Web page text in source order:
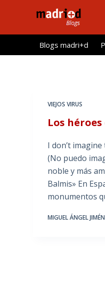
l
Blogs madri+d
VIEJOS VIRUS
Los
I don’t
(No puedo
noble y más
Balmis» En
monumentos
MIGUEL ÁNGEL